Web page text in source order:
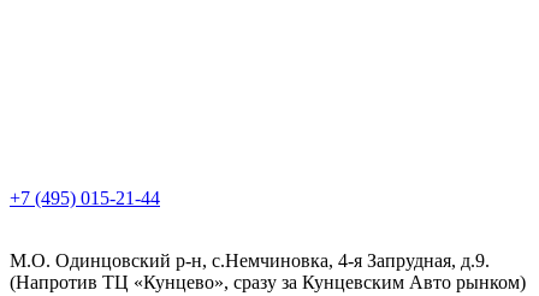
+7 (495) 015-21-44
М.О. Одинцовский р-н, с.Немчиновка, 4-я Запрудная, д.9.
(Напротив ТЦ «Кунцево», сразу за Кунцевским Авто рынком)